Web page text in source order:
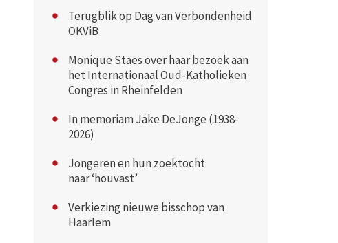
Terugblik op Dag van Verbondenheid
OKViB
Monique Staes over haar bezoek aan
het Internationaal Oud-Katholieken
Congres in Rheinfelden
In memoriam Jake DeJonge (1938-
2026)
Jongeren en hun zoektocht
naar ‘houvast’
Verkiezing nieuwe bisschop van
Haarlem